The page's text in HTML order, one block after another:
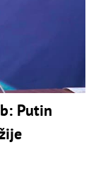
Putin